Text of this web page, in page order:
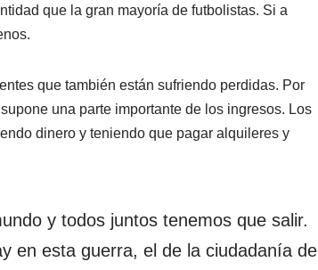
que la gran mayoría de futbolistas. Si a
que también están sufriendo perdidas. Por
una parte importante de los ingresos. Los
dinero y teniendo que pagar alquileres y
y todos juntos tenemos que salir.
en esta guerra, el de la ciudadanía de